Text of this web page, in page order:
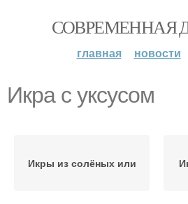
СОВРЕМЕННАЯ
главная новости
Икра с уксусом
Икры из солёных или